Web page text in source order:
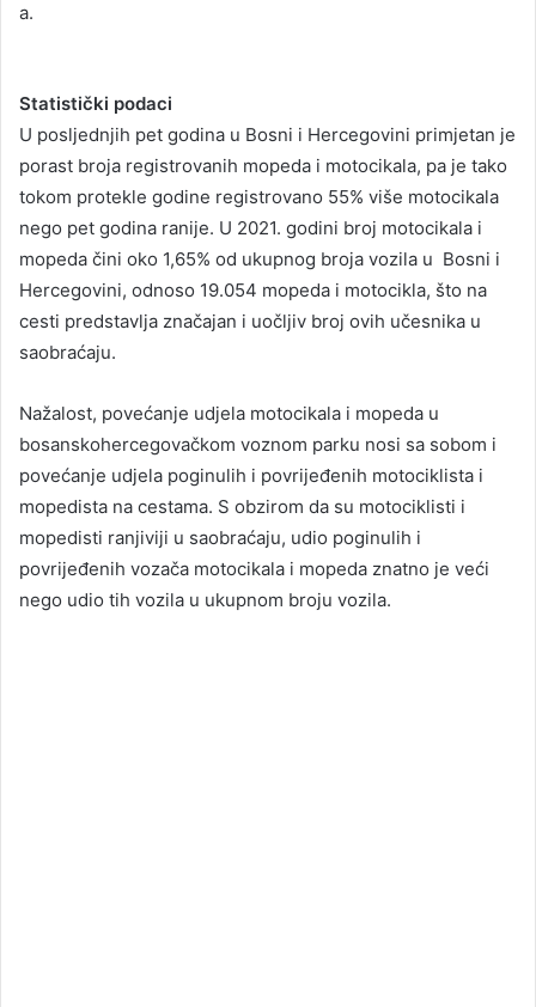
a.
Statistički podaci
U posljednjih pet godina u Bosni i Hercegovini primjetan je
porast broja registrovanih mopeda i motocikala, pa je tako
tokom protekle godine registrovano 55% više motocikala
nego pet godina ranije. U 2021. godini broj motocikala i
mopeda čini oko 1,65% od ukupnog broja vozila u Bosni i
Hercegovini, odnoso 19.054 mopeda i motocikla, što na
cesti predstavlja značajan i uočljiv broj ovih učesnika u
saobraćaju.
Nažalost, povećanje udjela motocikala i mopeda u
bosanskohercegovačkom voznom parku nosi sa sobom i
povećanje udjela poginulih i povrijeđenih motociklista i
mopedista na cestama. S obzirom da su motociklisti i
mopedisti ranjiviji u saobraćaju, udio poginulih i
povrijeđenih vozača motocikala i mopeda znatno je veći
nego udio tih vozila u ukupnom broju vozila.